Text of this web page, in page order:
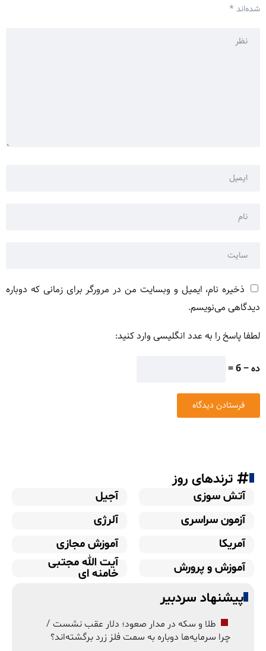
شده‌اند *
ذخیره نام، ایمیل و وبسایت من در مرورگر برای زمانی که دوباره
دیدگاهی می‌نویسم.
لطفا پاسخ را به عدد انگلیسی وارد کنید:
ده − 6 =
ترندهای روز
آتش سوزی
آجیل
آزمون سراسری
آلرژی
آمریکا
آموزش مجازی
آموزش و پرورش
آیت الله مجتبی
خامنه ای
پیشنهاد سردبیر
طلا و سکه در مدار صعود؛ دلار عقب نشست /
چرا سرمایه‌ها دوباره به سمت فلز زرد برگشته‌اند؟